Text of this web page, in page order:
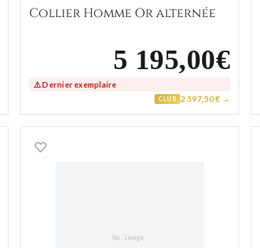
Collier Homme Or alternée
5 195,00€
⚠️ Dernier exemplaire
CLUB 2 597,50 € →